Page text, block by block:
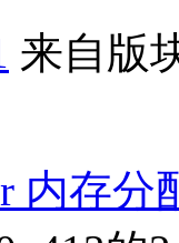
来自版
内存分